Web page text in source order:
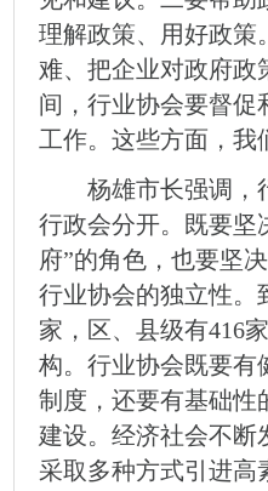
理解政策、用好政策
难、把企业对政府政
间，行业协会要督促
工作。这些方面，我
杨雄市长强调，行
行政会分开。既要坚
府”的角色，也要坚
行业协会的独立性。
家，区、县级有416
构。行业协会既要有
制度，还要有基础性
建设。经济社会不断
采取多种方式引进高